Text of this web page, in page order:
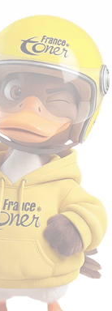
actualité et
sur votre 1ère